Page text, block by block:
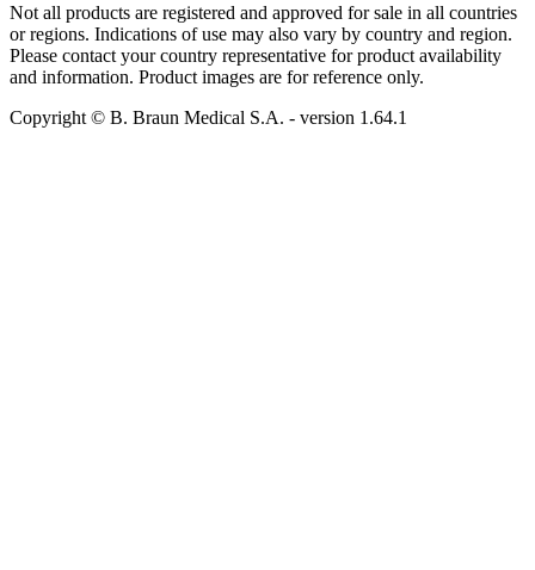
Not all products are registered and approved for sale in all countries
or regions. Indications of use may also vary by country and region.
Please contact your country representative for product availability
and information. Product images are for reference only.
Copyright © B. Braun Medical S.A. - version 1.64.1